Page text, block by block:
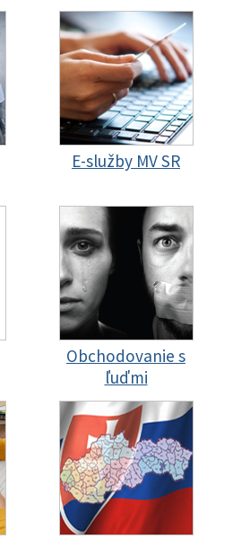
E-služby MV SR
Obchodovanie s
ľuďmi